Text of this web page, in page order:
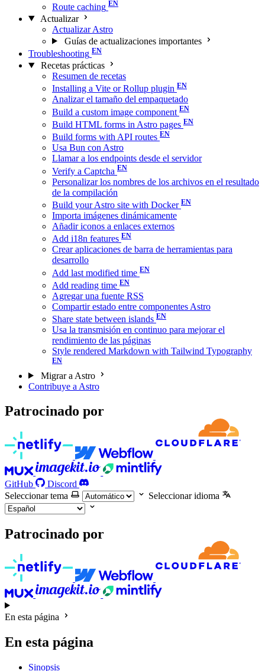
Route caching
Actualizar
Actualizar Astro
Guías de actualizaciones importantes
Troubleshooting
Recetas prácticas
Resumen de recetas
Installing a Vite or Rollup plugin
Analizar el tamaño del empaquetado
Build a custom image component
Build HTML forms in Astro pages
Build forms with API routes
Usa Bun con Astro
Llamar a los endpoints desde el servidor
Verify a Captcha
Personalizar los nombres de los archivos en el resultado
de la compilación
Build your Astro site with Docker
Importa imágenes dinámicamente
Añadir iconos a enlaces externos
Add i18n features
Crear aplicaciones de barra de herramientas para
desarrollo
Add last modified time
Add reading time
Agregar una fuente RSS
Compartir estado entre componentes Astro
Share state between islands
Usa la transmisión en continuo para mejorar el
rendimiento de las páginas
Style rendered Markdown with Tailwind Typography
Migrar a Astro
Contribuye a Astro
Patrocinado por
GitHub
Discord
Seleccionar tema
Seleccionar idioma
Patrocinado por
En esta página
En esta página
Sinopsis